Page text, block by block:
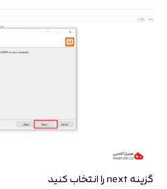
گزینه next را انتخاب کنید